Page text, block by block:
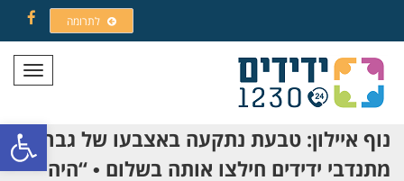
פתח
לתרומה
תפריט
נוף איילון: טבעת נתקעה באצבעו של גבר,
מתנדבי ידידים חילצו אותה בשלום • “היה